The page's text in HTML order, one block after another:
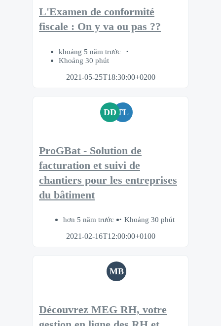
L'Examen de conformité
fiscale : On y va ou pas ??
khoảng 5 năm trước
Khoảng 30 phút
2021-05-25T18:30:00+0200
DD TL
ProGBat - Solution de
facturation et suivi de
chantiers pour les entreprises
du bâtiment
hơn 5 năm trước
Khoảng 30 phút
2021-02-16T12:00:00+0100
MB
Découvrez MEG RH, votre